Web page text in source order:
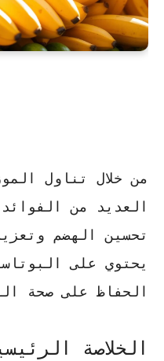
من خلال تناول
العديد من
تحسين الهضم
يحتوي على
الحفاظ على صحة
الخلاصة